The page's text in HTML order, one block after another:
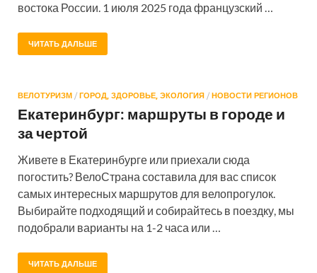
востока России. 1 июля 2025 года французский …
ЧИТАТЬ ДАЛЬШЕ
ВЕЛОТУРИЗМ / ГОРОД, ЗДОРОВЬЕ, ЭКОЛОГИЯ / НОВОСТИ РЕГИОНОВ
Екатеринбург: маршруты в городе и
за чертой
Живете в Екатеринбурге или приехали сюда
погостить? ВелоСтрана составила для вас список
самых интересных маршрутов для велопрогулок.
Выбирайте подходящий и собирайтесь в поездку, мы
подобрали варианты на 1-2 часа или …
ЧИТАТЬ ДАЛЬШЕ